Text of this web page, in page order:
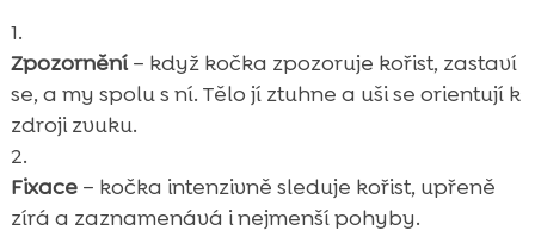
Zpozornění– když kočka zpozoruje kořist, zastaví
se, a my spolu s ní. Tělo jí ztuhne a uši se orientují k
zdroji zvuku.
Fixace– kočka intenzivně sleduje kořist, upřeně
zírá a zaznamenává i nejmenší pohyby.